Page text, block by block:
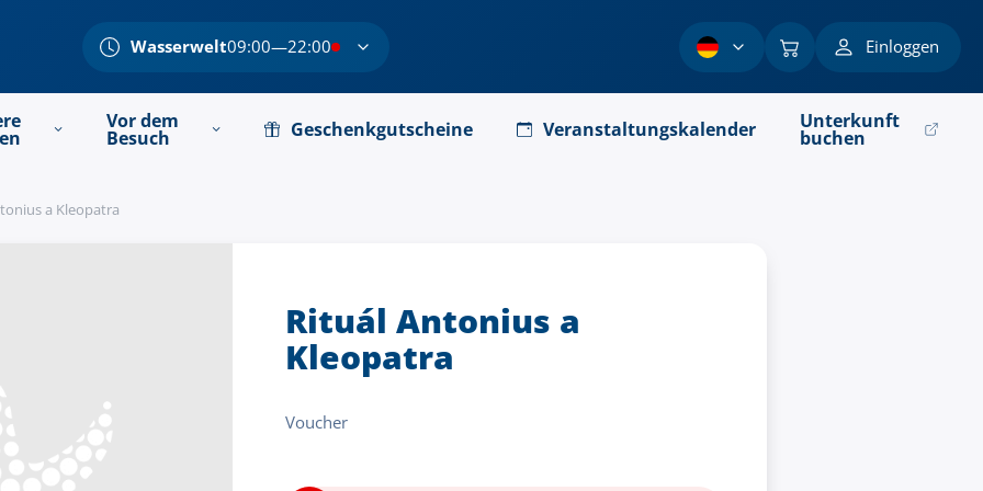
Wasserwelt09:00—22:00 Einloggen
Vor dem
Besuch Geschenkgutscheine Veranstaltungskalender Unterkunft
buchen
a Kleopatra
Rituál Antonius a
Kleopatra
Voucher